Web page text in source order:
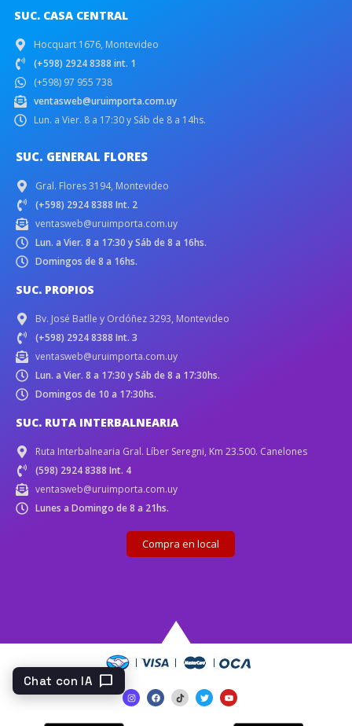
SUC. CASA CENTRAL
Hocquart 1676, Montevideo
(+598) 2924 8388 int. 1
(+598) 97 955 738
ventasweb@uruimporta.com.uy
Lun. a Vier. 8 a 17:30 y Sáb de 8 a 14hs.
SUC. GENERAL FLORES
Gral. Flores 3194, Montevideo
(+598) 2924 8388 Int. 2
ventasweb@uruimporta.com.uy
Lun. a Vier. 8 a 17:30 y Sáb de 8 a 16hs.
Domingos de 8 a 16hs.
SUC. PROPIOS
Bv. José Batlle y Ordóñez 3293, Montevideo
(+598) 2924 8388 Int. 3
ventasweb@uruimporta.com.uy
Lun. a Vier. 8 a 17:30 y Sáb de 8 a 17:30hs.
Domingos de 10 a 17:30hs.
SUC. RUTA INTERBALNEARIA
Ruta Interbalnearia Gral. Líber Seregni, Km 23.500. Canelones
(598) 2924 8388 Int. 4
ventasweb@uruimporta.com.uy
Lunes a Domingo de 8 a 21hs.
Compra en local
Chat con IA chat_bubble